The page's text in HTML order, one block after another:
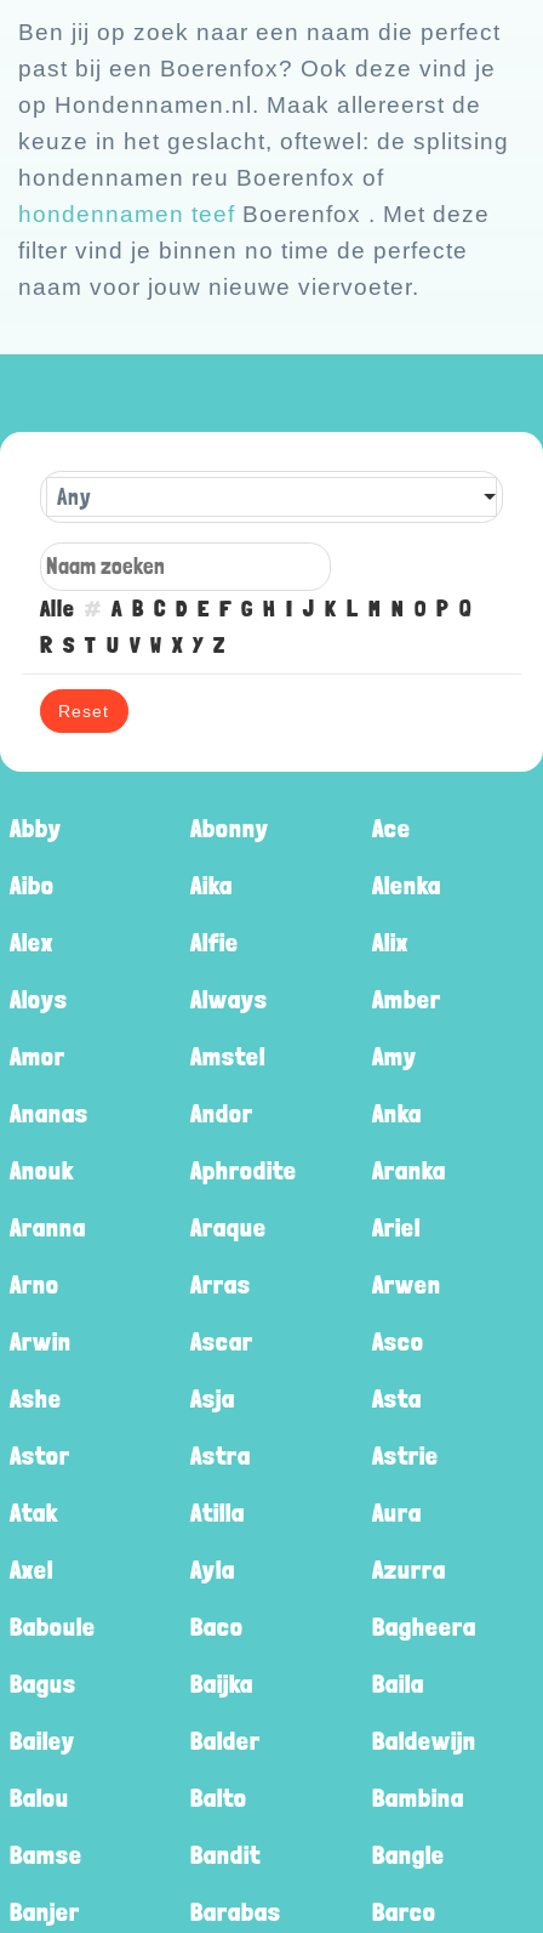
Ben jij op zoek naar een naam die perfect
past bij een Boerenfox? Ook deze vind je
op Hondennamen.nl. Maak allereerst de
keuze in het geslacht, oftewel: de splitsing
hondennamen reu Boerenfox of
hondennamen teef Boerenfox . Met deze
filter vind je binnen no time de perfecte
naam voor jouw nieuwe viervoeter.
Any
Alle # A B C D E F G H I J K L M N O P Q
R S T U V W X Y Z
Reset
Abby Abonny
Ace
Aibo
Aika
Alenka
Alex
Alfie
Alix
Aloys
Always
Amber
Amor
Amstel
Amy
Ananas
Andor
Anka
Anouk
Aphrodite
Aranka
Aranna
Araque
Ariel
Arno
Arras
Arwen
Arwin
Ascar
Asco
Ashe
Asja
Asta
Astor
Astra
Astrie
Atak
Atilla
Aura
Axel
Ayla
Azurra
Baboule
Baco
Bagheera
Bagus
Baijka
Baila
Bailey
Balder
Baldewijn
Balou
Balto
Bambina
Bamse
Bandit
Bangle
Banjer
Barabas Barco